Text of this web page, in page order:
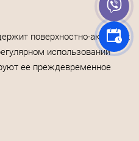
поверхностно-активных
использовании
ее преждевременное